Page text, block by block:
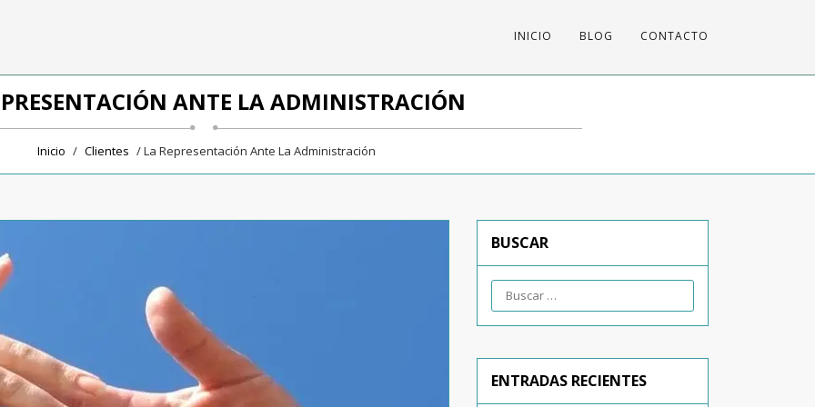
INICIO BLOG CONTACTO
ANTE LA ADMINISTRACIÓN
Inicio / Clientes / La Representación Ante La Administración
BUSCAR
ENTRADAS RECIENTES